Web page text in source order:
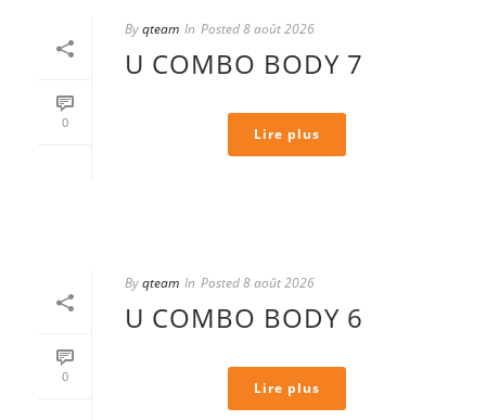
0
Byqteam In Posted8 août 2026
U COMBO BODY 7
Lire plus
0
Byqteam In Posted8 août 2026
U COMBO BODY 6
Lire plus